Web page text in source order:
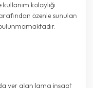
kolaylığı
özenle sunulan
yer alan lama inşaat